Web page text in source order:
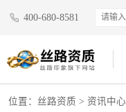
400-680-8581
位置： 丝路资质 > 资讯中心